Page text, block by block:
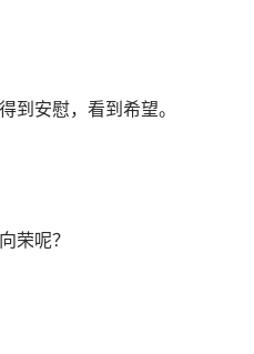
到安慰，看到希望。
荣呢？